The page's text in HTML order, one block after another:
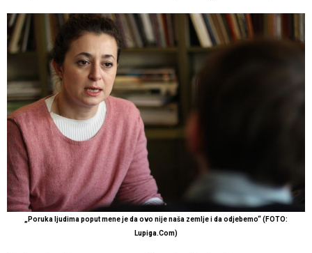
„Poruka ljudima poput mene je da ovo nije naša zemlje i da odjebemo“ (FOTO:
Lupiga.Com)